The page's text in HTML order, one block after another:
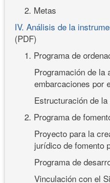
2. Metas
IV. Análisis de la
(PDF)
1. Programa de
Programación de la
embarcaciones por
Estructuración de
2. Programa de
Proyecto para la
jurídico de fomento
Programa de
Vinculación con el